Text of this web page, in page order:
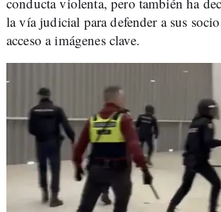
la vía judicial para defender a sus
acceso a imágenes clave.